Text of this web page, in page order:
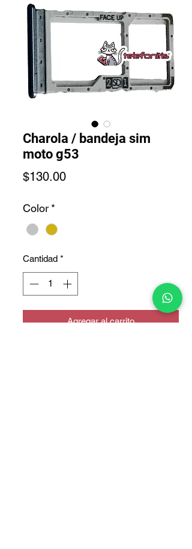
Charola / bandeja sim
moto g53
$130.00Precio
Color *
Cantidad *
Agregar al carrito